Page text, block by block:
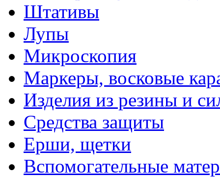
Штативы
Лупы
Микроскопия
Маркеры, восковые
Изделия из резины и
Средства защиты
Ерши, щетки
Вспомогательные